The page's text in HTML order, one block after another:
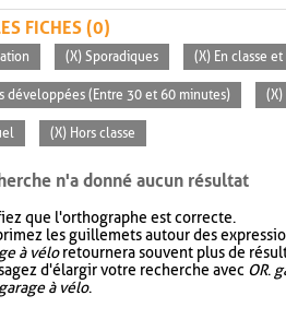
FICHES (0)
(X) Sporadiques (X) En classe
développées (Entre 30 et 60 minutes) (X)
(X) Hors classe
n'a donné aucun résultat
que l'orthographe est correcte.
les guillemets autour des
à véloretournera souvent plus de
d'élargir votre recherche avec OR.
garage à vélo.